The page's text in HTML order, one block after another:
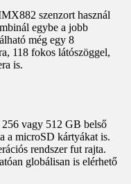
szenzort használ
egybe a jobb
még egy 8
118 fokos látószöggel,
is.
vagy 512 GB belső
a microSD kártyákat is.
rendszer fut rajta.
globálisan is elérhető